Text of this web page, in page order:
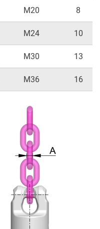
M20 8
M24 10
M30 13
M36 16